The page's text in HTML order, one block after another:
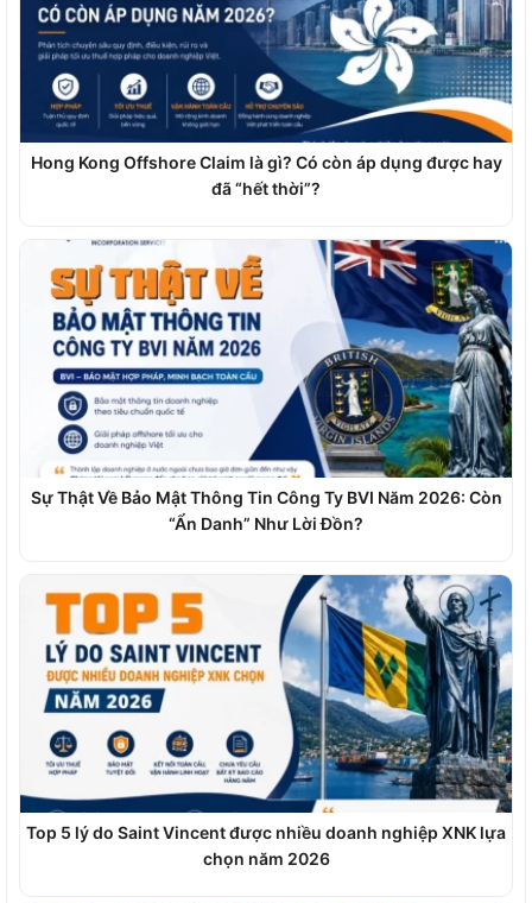
Hong Kong Offshore Claim là gì? Có còn áp dụng được hay
đã “hết thời”?
Sự Thật Về Bảo Mật Thông Tin Công Ty BVI Năm 2026: Còn
“Ẩn Danh” Như Lời Đồn?
Top 5 lý do Saint Vincent được nhiều doanh nghiệp XNK lựa
chọn năm 2026